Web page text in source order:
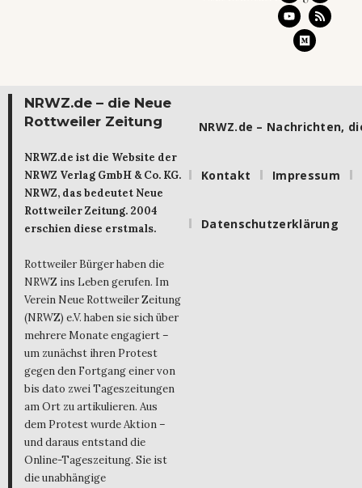
NRWZ.de – die Neue
Rottweiler Zeitung
NRWZ.de ist die Website der
NRWZ Verlag GmbH & Co. KG.
NRWZ, das bedeutet Neue
Rottweiler Zeitung. 2004
erschien diese erstmals.
Rottweiler Bürger haben die
NRWZ ins Leben gerufen. Im
Verein Neue Rottweiler Zeitung
(NRWZ) e.V. haben sie sich über
mehrere Monate engagiert –
um zunächst ihren Protest
gegen den Fortgang einer von
bis dato zwei Tageszeitungen
am Ort zu artikulieren. Aus
dem Protest wurde Aktion –
und daraus entstand die
Online-Tageszeitung. Sie ist
die unabhängige
NRWZ.de – Nachrichten,
Kontakt Impressum
Datenschutzerklärung